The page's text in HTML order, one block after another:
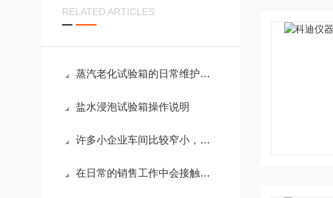
RELATED ARTICLES
蒸汽老化试验箱的日常维护保养涉及多个方面，可确保设备的正常运行
盐水浸泡试验箱操作说明
许多小企业车间比较窄小，温度冲击试验箱摆放的时候也存在一定的问题
在日常的销售工作中会接触到不同的用户，恒温恒湿箱保养费怎么收取